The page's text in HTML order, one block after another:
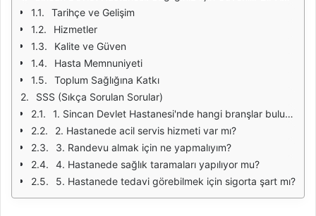
Tarihçe ve Gelişim
Hizmetler
Kalite ve Güven
Hasta Memnuniyeti
Toplum Sağlığına Katkı
SSS (Sıkça Sorulan Sorular)
1. Sincan Devlet Hastanesi'nde hangi branşlar bulunmaktadır?
2. Hastanede acil servis hizmeti var mı?
3. Randevu almak için ne yapmalıyım?
4. Hastanede sağlık taramaları yapılıyor mu?
5. Hastanede tedavi görebilmek için sigorta şart mı?